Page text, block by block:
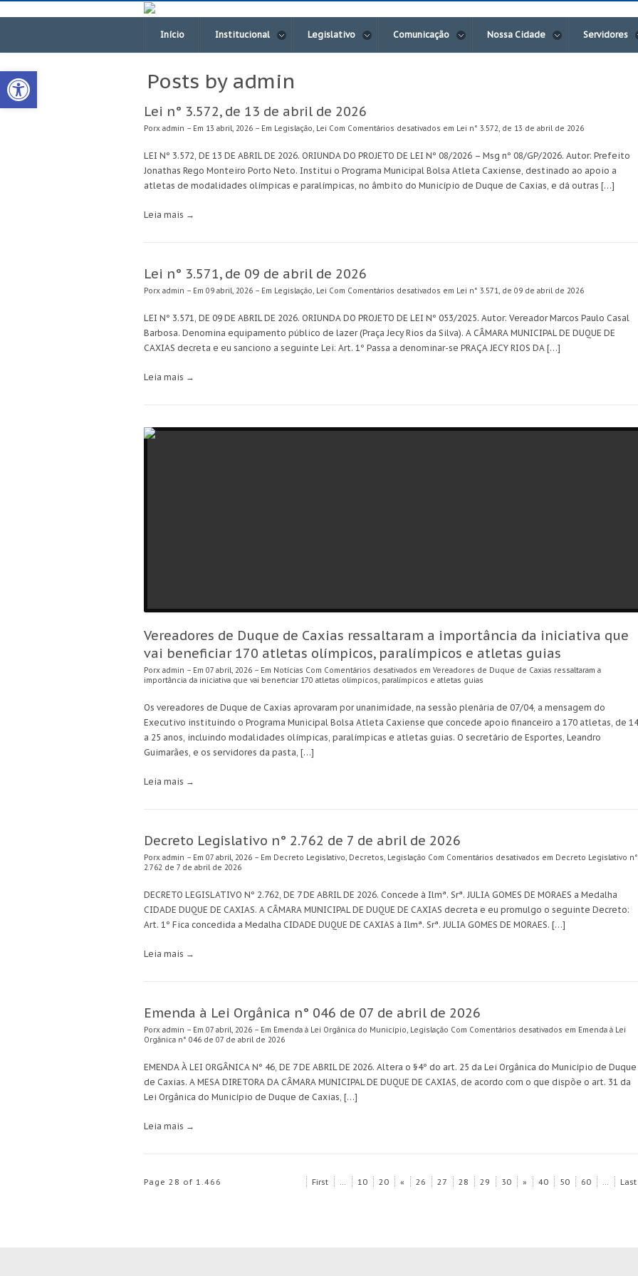
Open toolbar
Início Institucional Legislativo Comunicação Nossa Cidade Servidores
Posts by admin
Lei n° 3.572, de 13 de abril de 2026
Porx admin – Em 13 abril, 2026 – Em Legislação, Lei Com Comentários desativados em Lei n° 3.572, de 13 de abril de 2026
LEI Nº 3.572, DE 13 DE ABRIL DE 2026. ORIUNDA DO PROJETO DE LEI Nº 08/2026 – Msg nº 08/GP/2026. Autor: Prefeito
Jonathas Rego Monteiro Porto Neto. Institui o Programa Municipal Bolsa Atleta Caxiense, destinado ao apoio a
atletas de modalidades olímpicas e paralímpicas, no âmbito do Município de Duque de Caxias, e dá outras […]
Leia mais →
Lei n° 3.571, de 09 de abril de 2026
Porx admin – Em 09 abril, 2026 – Em Legislação, Lei Com Comentários desativados em Lei n° 3.571, de 09 de abril de 2026
LEI Nº 3.571, DE 09 DE ABRIL DE 2026. ORIUNDA DO PROJETO DE LEI Nº 053/2025. Autor: Vereador Marcos Paulo Casal
Barbosa. Denomina equipamento público de lazer (Praça Jecy Rios da Silva). A CÂMARA MUNICIPAL DE DUQUE DE
CAXIAS decreta e eu sanciono a seguinte Lei: Art. 1º Passa a denominar-se PRAÇA JECY RIOS DA […]
Leia mais →
Vereadores de Duque de Caxias ressaltaram a importância da iniciativa que
vai beneficiar 170 atletas olímpicos, paralímpicos e atletas guias
Porx admin – Em 07 abril, 2026 – Em Notícias Com Comentários desativados em Vereadores de Duque de Caxias ressaltaram a
importância da iniciativa que vai beneficiar 170 atletas olímpicos, paralímpicos e atletas guias
Os vereadores de Duque de Caxias aprovaram por unanimidade, na sessão plenária de 07/04, a mensagem do
Executivo instituindo o Programa Municipal Bolsa Atleta Caxiense que concede apoio financeiro a 170 atletas, de 14
a 25 anos, incluindo modalidades olímpicas, paralímpicas e atletas guias. O secretário de Esportes, Leandro
Guimarães, e os servidores da pasta, […]
Leia mais →
Decreto Legislativo n° 2.762 de 7 de abril de 2026
Porx admin – Em 07 abril, 2026 – Em Decreto Legislativo, Decretos, Legislação Com Comentários desativados em Decreto Legislativo n°
2.762 de 7 de abril de 2026
DECRETO LEGISLATIVO Nº 2.762, DE 7 DE ABRIL DE 2026. Concede à Ilmª. Srª. JULIA GOMES DE MORAES a Medalha
CIDADE DUQUE DE CAXIAS. A CÂMARA MUNICIPAL DE DUQUE DE CAXIAS decreta e eu promulgo o seguinte Decreto:
Art. 1º Fica concedida a Medalha CIDADE DUQUE DE CAXIAS à Ilmª. Srª. JULIA GOMES DE MORAES. […]
Leia mais →
Emenda à Lei Orgânica n° 046 de 07 de abril de 2026
Porx admin – Em 07 abril, 2026 – Em Emenda à Lei Orgânica do Município, Legislação Com Comentários desativados em Emenda à Lei
Orgânica n° 046 de 07 de abril de 2026
EMENDA À LEI ORGÂNICA Nº 46, DE 7 DE ABRIL DE 2026. Altera o §4º do art. 25 da Lei Orgânica do Município de Duque
de Caxias. A MESA DIRETORA DA CÂMARA MUNICIPAL DE DUQUE DE CAXIAS, de acordo com o que dispõe o art. 31 da
Lei Orgânica do Município de Duque de Caxias, […]
Leia mais →
Page 28 of 1.466 First ... 10 20 « 26 27 28 29 30 » 40 50 60 ... Last